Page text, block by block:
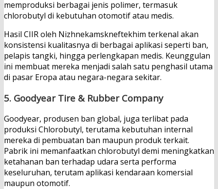
memproduksi berbagai jenis polimer, termasuk
chlorobutyl di kebutuhan otomotif atau medis.
Hasil CIIR oleh Nizhnekamskneftekhim terkenal akan
konsistensi kualitasnya di berbagai aplikasi seperti ban,
pelapis tangki, hingga perlengkapan medis. Keunggulan
ini membuat mereka menjadi salah satu penghasil utama
di pasar Eropa atau negara-negara sekitar.
5. Goodyear Tire & Rubber Company
Goodyear, produsen ban global, juga terlibat pada
produksi Chlorobutyl, terutama kebutuhan internal
mereka di pembuatan ban maupun produk terkait.
Pabrik ini memanfaatkan chlorobutyl demi meningkatkan
ketahanan ban terhadap udara serta performa
keseluruhan, terutam aplikasi kendaraan komersial
maupun otomotif.